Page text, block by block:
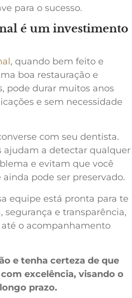
para o sucesso.
é um investimento
, quando bem feito e
boa restauração e
pode durar muitos anos
e sem necessidade
com seu dentista.
ajudam a detectar qualquer
e evitam que você
pode ser preservado.
equipe está pronta para te
segurança e transparência,
o acompanhamento
e tenha certeza de que
excelência, visando o
prazo.